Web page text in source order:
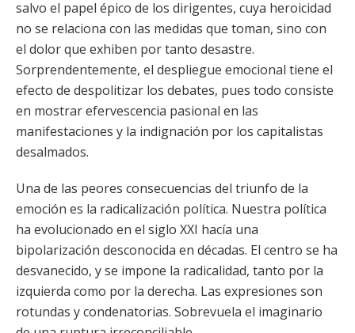
salvo el papel épico de los dirigentes, cuya heroicidad
no se relaciona con las medidas que toman, sino con
el dolor que exhiben por tanto desastre.
Sorprendentemente, el despliegue emocional tiene el
efecto de despolitizar los debates, pues todo consiste
en mostrar efervescencia pasional en las
manifestaciones y la indignación por los capitalistas
desalmados.
Una de las peores consecuencias del triunfo de la
emoción es la radicalización política. Nuestra política
ha evolucionado en el siglo XXI hacía una
bipolarización desconocida en décadas. El centro se ha
desvanecido, y se impone la radicalidad, tanto por la
izquierda como por la derecha. Las expresiones son
rotundas y condenatorias. Sobrevuela el imaginario